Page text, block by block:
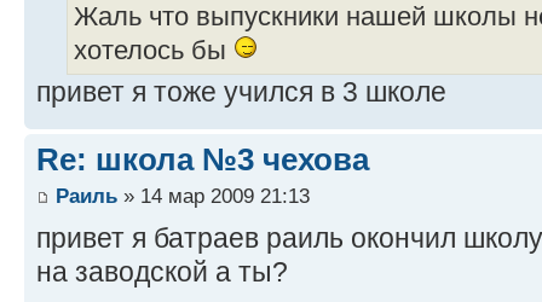
Жаль что выпускники нашей школы
хотелось бы
привет я тоже учился в 3 школе
Re: школа №3 чехова
Раиль » 14 мар 2009 21:13
привет я батраев раиль окончил
на заводской а ты?